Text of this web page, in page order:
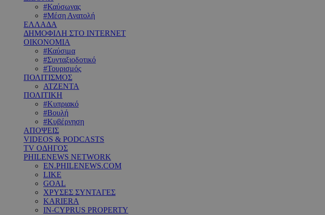
#Καύσωνας
#Μέση Ανατολή
ΕΛΛΑΔΑ
ΔΗΜΟΦΙΛΗ ΣΤΟ INTERNET
ΟΙΚΟΝΟΜΙΑ
#Καύσιμα
#Συνταξιοδοτικό
#Τουρισμός
ΠΟΛΙΤΙΣΜΟΣ
ΑΤΖΕΝΤΑ
ΠΟΛΙΤΙΚΗ
#Κυπριακό
#Βουλή
#Κυβέρνηση
ΑΠΟΨΕΙΣ
VIDEOS & PODCASTS
TV ΟΔΗΓΟΣ
PHILENEWS NETWORK
EN.PHILENEWS.COM
LIKE
GOAL
ΧΡΥΣΕΣ ΣΥΝΤΑΓΕΣ
KARIERA
IN-CYPRUS PROPERTY